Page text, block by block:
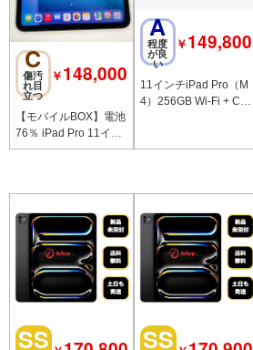
C
傷汚
れ目
立つ
￥148,000
【モバイルBOX】電池
76％ iPad Pro 11イン
チ（M4）512GB Wi-Fi
A
程度
が良
い
￥149,800
11インチiPad Pro（M
4）256GB Wi-Fi + Cel
SS SS